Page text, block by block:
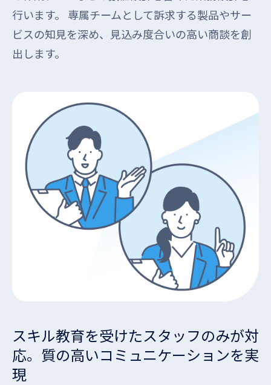
行います。 専属チームとして訴求する製品やサー
ビスの知見を深め、見込み度合いの高い商談を創
出します。
スキル教育を受けたスタッフのみが対
応。質の高いコミュニケーションを実
現